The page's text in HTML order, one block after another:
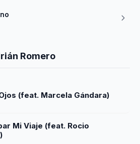
Romero
(feat. Marcela Gándara)
Mi Viaje (feat. Rocio